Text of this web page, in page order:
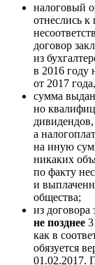
налоговый
отнеслись к
договор
из
в 2016 году
от 2017 года,
сумма
но
а
на иную
никаких
по факту
и
общества;
из договора
не позднее
как в
обязуется
01.02.2017.